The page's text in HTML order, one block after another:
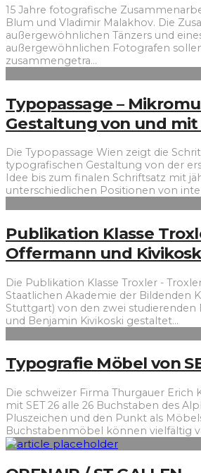
15 Jahre fotografische
Blum und Vladimir Malakhov. Die
außergewöhnlichen Tänzers und
außergewöhnlichen Fotografen
zusammengetra...
Typopassage –
Gestaltung von und
Die Typopassage Wien zeigt die
typografischen Gestaltung von der
Idee bis zum finalen Schriftsatz mit
unterschiedlichen Positionen von
Publikation Klasse
Offermann und
Die Publikation Klasse Troxler -
Staatlichen Akademie der Bildenden
Stuttgart) von den zwei studierenden
und Benjamin Kivikoski gestaltet...
Typografie Möbel von
Die schweizer Firma Thurgauer Erich
mit SET 26 alle 26 Buchstaben des
Pluszeichen und den Punkt als
Buchstabenmöbel können vielfältig